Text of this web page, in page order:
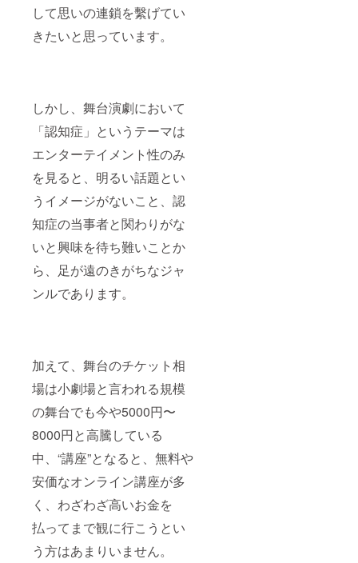
して思いの連鎖を繫げてい
きたいと思っています。
しかし、舞台演劇において
「認知症」というテーマは
エンターテイメント性のみ
を見ると、明るい話題とい
うイメージがないこと、認
知症の当事者と関わりがな
いと興味を待ち難いことか
ら、足が遠のきがちなジャ
ンルであります。
加えて、舞台のチケット相
場は小劇場と言われる規模
の舞台でも今や5000円〜
8000円と高騰している
中、“講座”となると、無料や
安価なオンライン講座が多
く、わざわざ高いお金を
払ってまで観に行こうとい
う方はあまりいません。